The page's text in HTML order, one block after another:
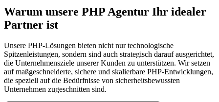
Warum unsere PHP Agentur Ihr idealer
Partner ist
Unsere PHP-Lösungen bieten nicht nur technologische
Spitzenleistungen, sondern sind auch strategisch darauf ausgerichtet,
die Unternehmensziele unserer Kunden zu unterstützen. Wir setzen
auf maßgeschneiderte, sichere und skalierbare PHP-Entwicklungen,
die speziell auf die Bedürfnisse von sicherheitsbewussten
Unternehmen zugeschnitten sind.